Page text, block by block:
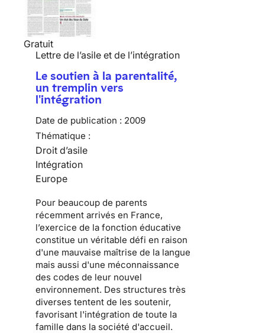
Gratuit
Lettre de l’asile et de l’intégration
Le soutien à la parentalité,
un tremplin vers
l'intégration
Date de publication : 2009
Thématique :
Droit d’asile
Intégration
Europe
Pour beaucoup de parents
récemment arrivés en France,
l’exercice de la fonction éducative
constitue un véritable défi en raison
d'une mauvaise maîtrise de la langue
mais aussi d'une méconnaissance
des codes de leur nouvel
environnement. Des structures très
diverses tentent de les soutenir,
favorisant l'intégration de toute la
famille dans la société d'accueil.